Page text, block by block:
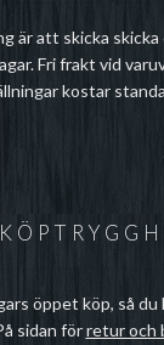
är att skicka
Fri frakt vid
kostar
öppet köp, så
sidan förretur och